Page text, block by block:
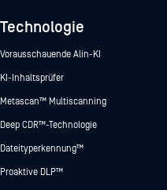
Technologie
Vorausschauende Alin-KI
KI-Inhaltsprüfer
Metascan™ Multiscanning
Deep CDR™-Technologie
Dateityperkennung™
Proaktive DLP™